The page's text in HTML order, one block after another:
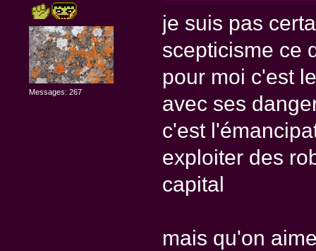
Messages: 267
je suis pas
scepticisme ce
pour moi c'est
avec ses
c'est
exploiter des
capital
mais qu'on